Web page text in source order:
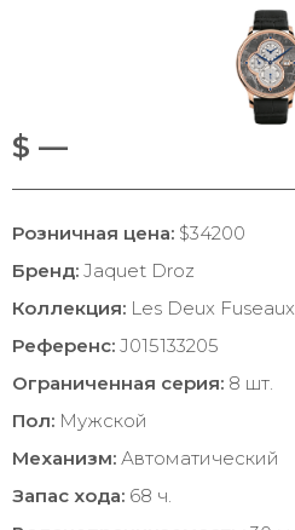
$ —
Розничная цена: $34200
Бренд: Jaquet Droz
Коллекция: Les Deux Fuseaux
Референс: J015133205
Ограниченная серия: 8 шт.
Пол: Мужской
Механизм: Автоматический
Запас хода: 68 ч.